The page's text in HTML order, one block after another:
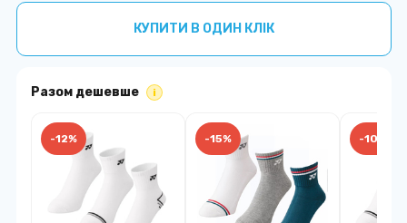
КУПИТИ В ОДИН КЛІК
Разом дешевше i
-12% -15% -10%